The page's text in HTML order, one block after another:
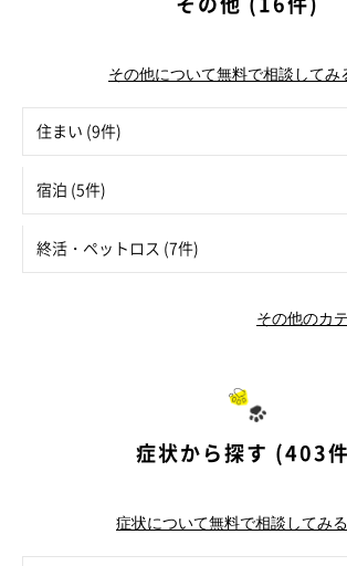
その他について無料で相談して
住まい (9件)
宿泊 (5件)
終活・ペットロス (7件)
その他のカ
症状から探す (403
症状について無料で相談してみ